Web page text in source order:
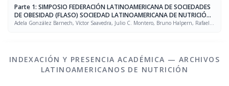
Parte 1: SIMPOSIO FEDERACIÓN LATINOAMERICANA DE SOCIEDADES
DE OBESIDAD (FLASO) SOCIEDAD LATINOAMERICANA DE NUTRICIÓN
(SLAN)
Adela González Barnech, Víctor Saavedra, Julio C. Montero, Bruno Halpern, Rafael
INDEXACIÓN Y PRESENCIA ACADÉMICA — ARCHIVOS
LATINOAMERICANOS DE NUTRICIÓN